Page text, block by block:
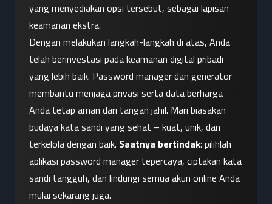
yang menyediakan opsi tersebut, sebagai lapisan
keamanan ekstra.
Dengan melakukan langkah-langkah di atas, Anda
telah berinvestasi pada keamanan digital pribadi
yang lebih baik. Password manager dan generator
membantu menjaga privasi serta data berharga
Anda tetap aman dari tangan jahil. Mari biasakan
budaya kata sandi yang sehat – kuat, unik, dan
terkelola dengan baik. Saatnya bertindak: pilihlah
aplikasi password manager tepercaya, ciptakan kata
sandi tangguh, dan lindungi semua akun online Anda
mulai sekarang juga.